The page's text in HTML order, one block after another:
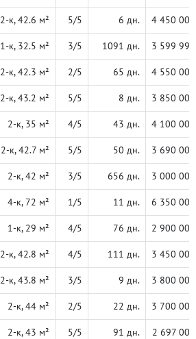
2-к, 42.6 м² 5/5 6 дн. 4 450 000
1-к, 32.5 м² 3/5 1091 дн. 3 599 999
2-к, 42.3 м² 2/5 65 дн. 4 550 000
2-к, 43.2 м² 5/5 8 дн. 3 850 000
2-к, 35 м² 4/5 43 дн. 4 100 000
2-к, 42.7 м² 5/5 50 дн. 3 690 000
2-к, 42 м² 3/5 656 дн. 3 000 000
4-к, 72 м² 1/5 11 дн. 6 350 000
1-к, 29 м² 4/5 76 дн. 2 900 000
2-к, 42.8 м² 4/5 111 дн. 3 450 000
2-к, 43.8 м² 3/5 9 дн. 3 800 000
2-к, 44 м² 2/5 22 дн. 3 700 000
2-к, 43 м² 5/5 91 дн. 2 697 000